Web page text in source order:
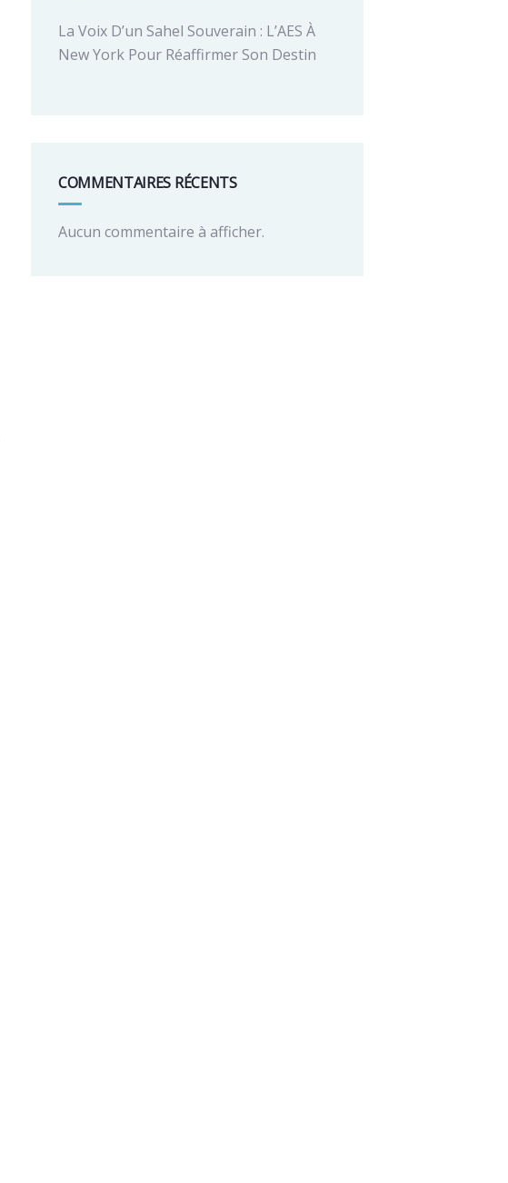
La Voix D’un Sahel Souverain : L’AES À
New York Pour Réaffirmer Son Destin
COMMENTAIRES RÉCENTS
Aucun commentaire à afficher.